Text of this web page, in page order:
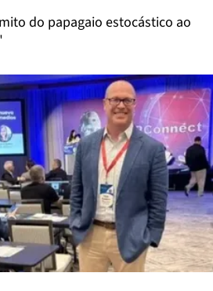
do papagaio estocástico ao